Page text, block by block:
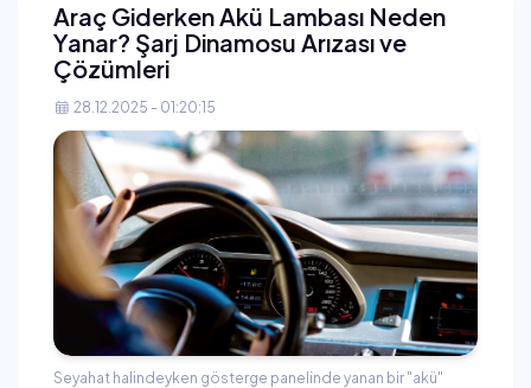
Araç Giderken Akü Lambası Neden
Yanar? Şarj Dinamosu Arızası ve
Çözümleri
28.12.2025 - 01:20:15
Seyahat halindeyken gösterge panelinde yanan bir "akü"